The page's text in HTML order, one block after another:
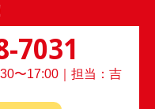
7031
〜17:00｜担当：吉